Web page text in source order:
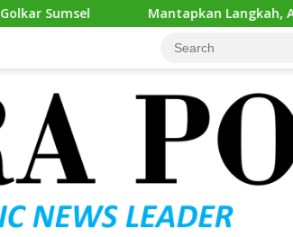
Mantapkan Langkah, Andie Dinialdie Ambil